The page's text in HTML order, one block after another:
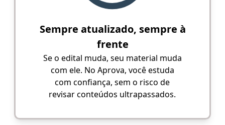
Sempre atualizado, sempre à
frente
Se o edital muda, seu material muda
com ele. No Aprova, você estuda
com confiança, sem o risco de
revisar conteúdos ultrapassados.